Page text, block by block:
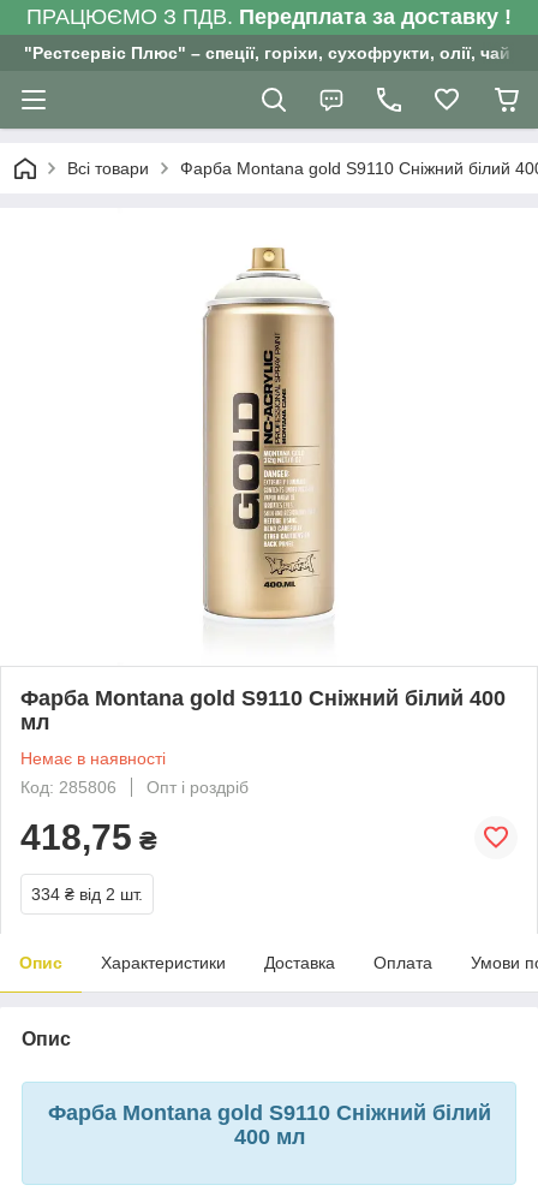
ПРАЦЮЄМО З ПДВ. Передплата за доставку !
"Рестсервіс Плюс" – спеції, горіхи, сухофрукти, олії, чай ,
Всі товари Фарба Mоntana gold S9110 Сніжний білий
Фарба Mоntana gold S9110 Сніжний білий 400
мл
Немає в наявності
Код: 285806
Опт і роздріб
418,75 ₴
334 ₴ від 2 шт.
Опис Характеристики Доставка Оплата Умови
Опис
Фарба Mоntana gold S9110 Сніжний білий
400 мл